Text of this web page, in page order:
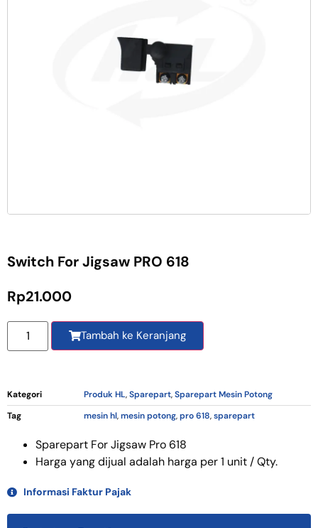
Switch For Jigsaw PRO 618
Rp21.000
Tambah ke Keranjang
Kategori Produk HL,Sparepart,Sparepart Mesin Potong
Tag
mesin hl,mesin potong,pro 618,sparepart
Sparepart For Jigsaw Pro 618
Harga yang dijual adalah harga per 1 unit / Qty.
Informasi Faktur Pajak